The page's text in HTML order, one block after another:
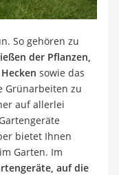
So gehören zu
der Pflanzen,
sowie das
Grünarbeiten zu
auf allerlei
bietet Ihnen
Garten. Im
auf die